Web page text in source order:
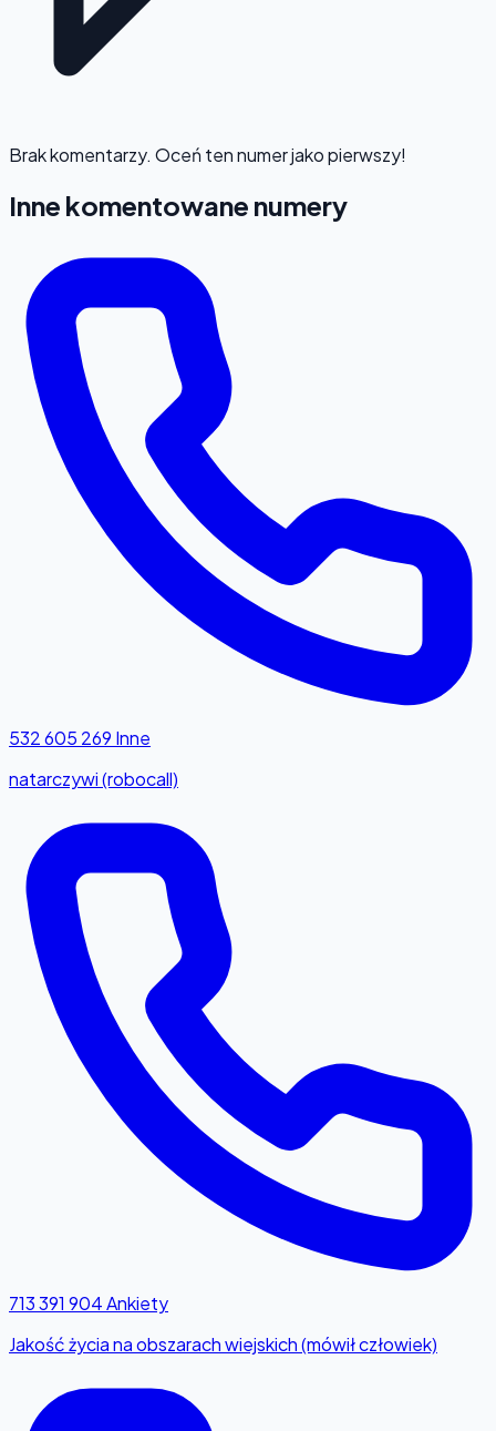
Brak komentarzy. Oceń ten numer jako pierwszy!
Inne komentowane numery
532 605 269 Inne
natarczywi (robocall)
713 391 904Ankiety
Jakość życia na obszarach wiejskich (mówił człowiek)